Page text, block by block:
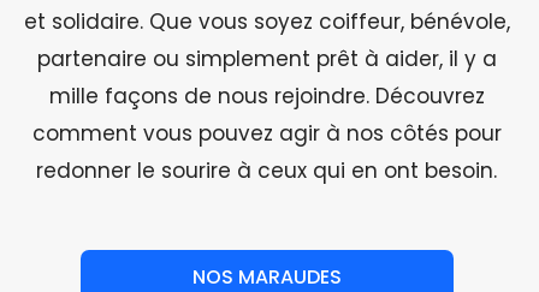
et solidaire. Que vous soyez coiffeur, bénévole,
partenaire ou simplement prêt à aider, il y a
mille façons de nous rejoindre. Découvrez
comment vous pouvez agir à nos côtés pour
redonner le sourire à ceux qui en ont besoin.
NOS MARAUDES